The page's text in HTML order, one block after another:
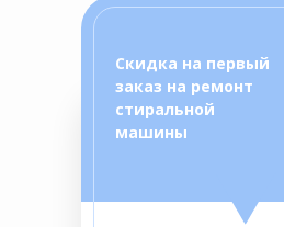
Скидка на первый
заказ на ремонт
стиральной
машины